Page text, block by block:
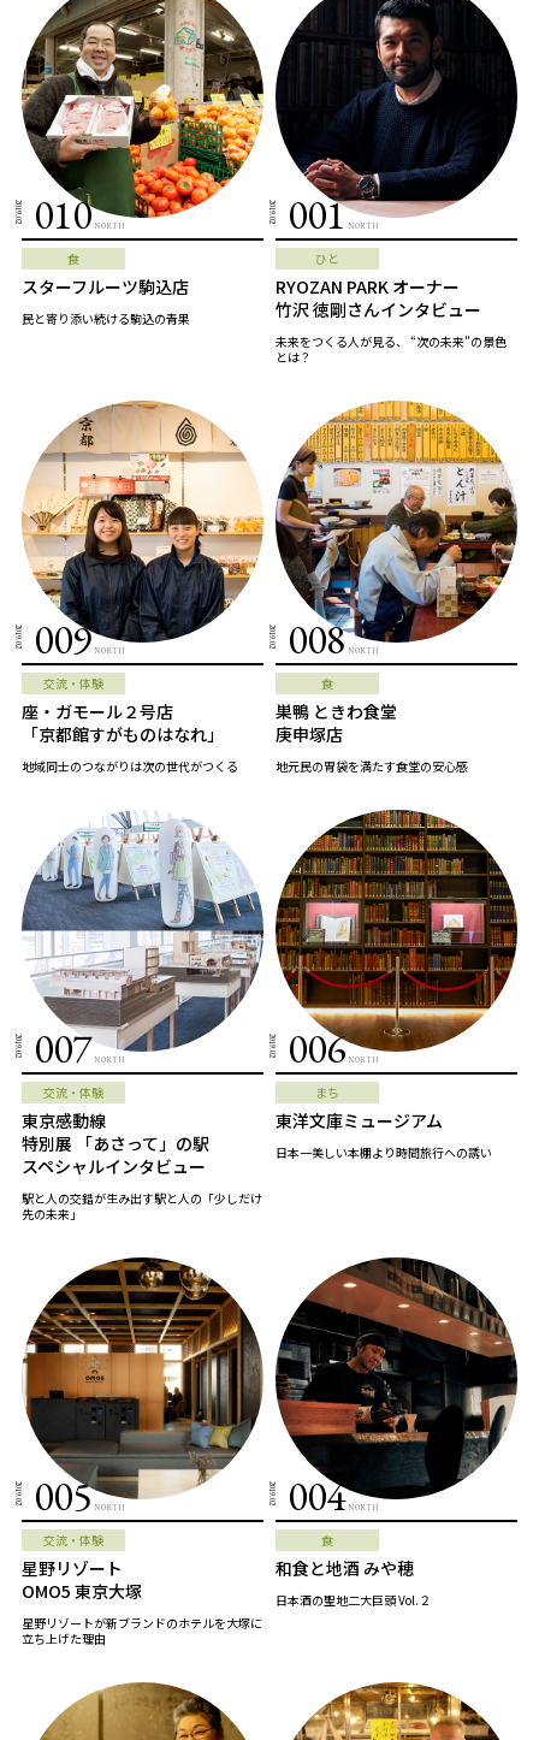
2019.02 010 NORTH
食
スターフルーツ駒込店
民と寄り添い続ける駒込の青果
2019.02 001 NORTH
ひと
RYOZAN PARK オーナー
竹沢 徳剛さんインタビュー
未来をつくる人が見る、 “次の未来”の景色
とは？
2019.02 009 NORTH
交流・体験
座・ガモール２号店
「京都館すがものはなれ」
地域同士のつながりは次の世代がつくる
2019.02 008 NORTH
食
巣鴨 ときわ食堂
庚申塚店
地元民の胃袋を満たす食堂の安心感
2019.02 007 NORTH
交流・体験
東京感動線
特別展 「あさって」の駅
スペシャルインタビュー
駅と人の交錯が生み出す駅と人の「少しだけ
先の未来」
2019.02 006 NORTH
まち
東洋文庫ミュージアム
日本一美しい本棚より時間旅行への誘い
2019.02 005 NORTH
交流・体験
星野リゾート
OMO5 東京大塚
星野リゾートが新ブランドのホテルを大塚に
立ち上げた理由
2019.02 004 NORTH
食
和食と地酒 みや穂
日本酒の聖地二大巨頭 Vol.２